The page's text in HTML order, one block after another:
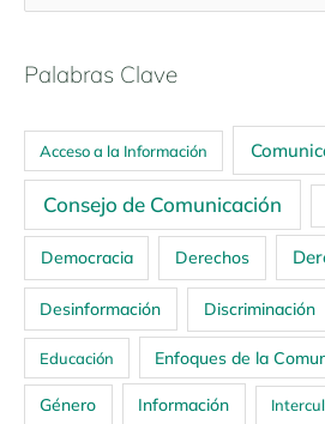
Palabras Clave
Acceso a la Información
Consejo de Comunicación
Democracia Derechos
Desinformación Discriminación
Educación Enfoques de la
Género Información